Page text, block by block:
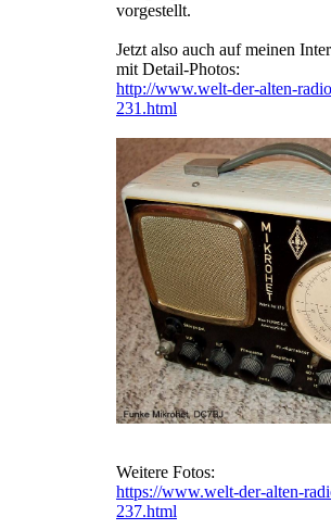
vorgestellt.
Jetzt also auch auf meinen
mit Detail-Photos:
http://www.welt-der-alten-
231.html
Weitere Fotos:
https://www.welt-der-alten-
237.html